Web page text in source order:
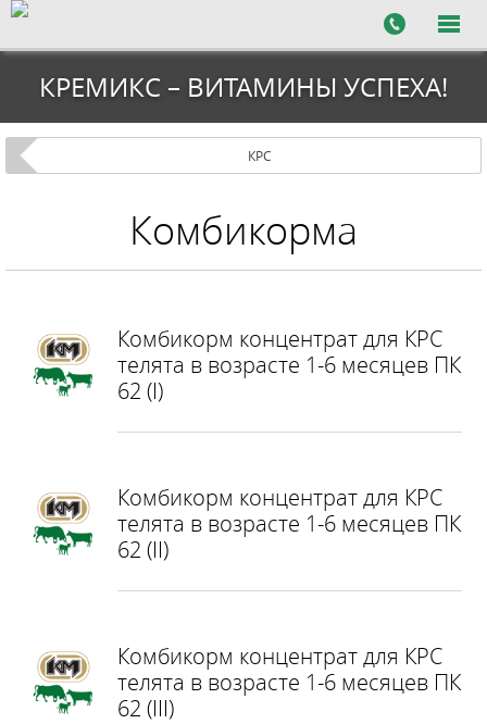
КРЕМИКС – ВИТАМИНЫ УСПЕХА!
КРС
Комбикорма
Комбикорм концентрат для КРС
телята в возрасте 1-6 месяцев ПК
62 (I)
Комбикорм концентрат для КРС
телята в возрасте 1-6 месяцев ПК
62 (II)
Комбикорм концентрат для КРС
телята в возрасте 1-6 месяцев ПК
62 (III)